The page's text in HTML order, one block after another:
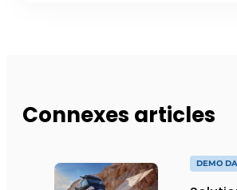
Connexes articles
DEMO